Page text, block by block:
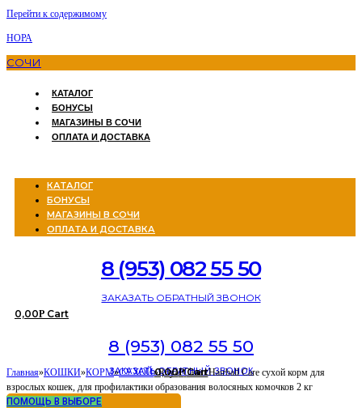
Перейти к содержимому
НОРА
СОЧИ
КАТАЛОГ
БОНУСЫ
МАГАЗИНЫ В СОЧИ
ОПЛАТА И ДОСТАВКА
КАТАЛОГ
БОНУСЫ
МАГАЗИНЫ В СОЧИ
ОПЛАТА И ДОСТАВКА
8 (953) 082 55 50
ЗАКАЗАТЬ ОБРАТНЫЙ ЗВОНОК
0,00Р Cart
8 (953) 082 55 50
ЗАКАЗАТЬ ОБРАТНЫЙ ЗВОНОК
0,00Р Cart
Главная»КОШКИ»КОРМ»СУХОЙ»Royal Canin Hairball Care сухой корм для
взрослых кошек, для профилактики образования волосяных комочков 2 кг
ПОМОЩЬ В ВЫБОРЕ